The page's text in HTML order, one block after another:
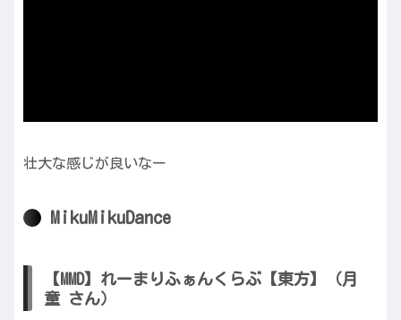
壮大な感じが良いなー
MikuMikuDance
【MMD】れーまりふぁんくらぶ【東方】（月
童 さん）